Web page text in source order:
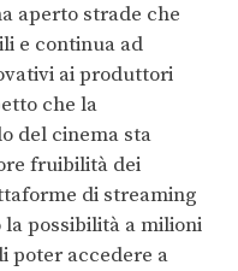
aperto strade che
e continua ad
ai produttori
che la
del cinema sta
fruibilità dei
di streaming
possibilità a milioni
poter accedere a